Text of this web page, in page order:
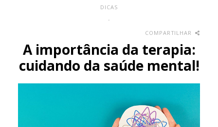
DICAS
-
COMPARTILHAR
A importância da terapia:
cuidando da saúde mental!